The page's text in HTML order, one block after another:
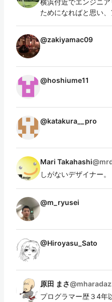
横浜付近でエンジニ
ためになればと思い
@zakiyamac09
@hoshiume11
@katakura__pro
Mari Takahashi@
しがないデザイナー。
@m_ryusei
@Hiroyasu_Sato
原田 まさ@
プログラマー歴３4年